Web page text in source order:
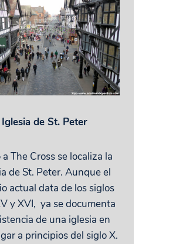
Iglesia de St. Peter
The Cross se localiza la
de St. Peter. Aunque el
actual data de los siglos
y XVI, ya se documenta
de una iglesia en
a principios del siglo X.